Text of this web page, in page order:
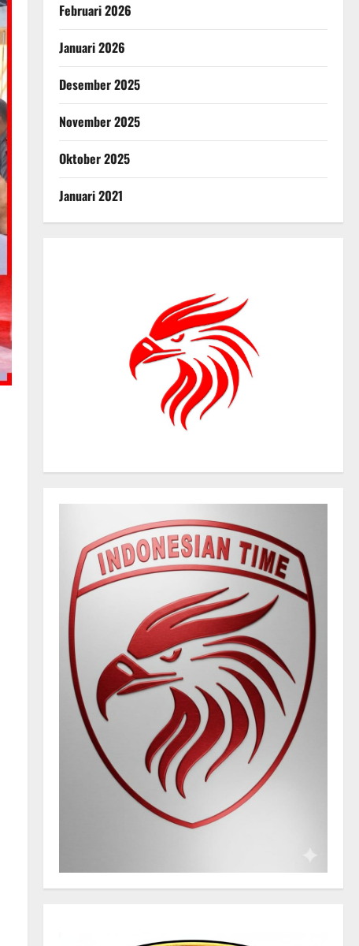
Februari 2026
Januari 2026
Desember 2025
November 2025
Oktober 2025
Januari 2021